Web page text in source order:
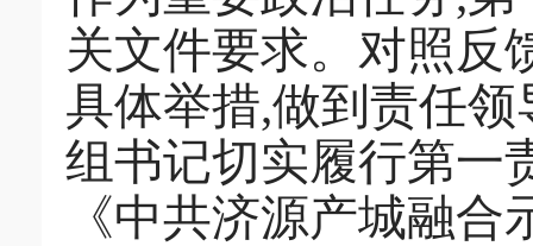
关文件要求。对照反
具体举措,做到责任
组书记切实履行第一
《中共济源产城融